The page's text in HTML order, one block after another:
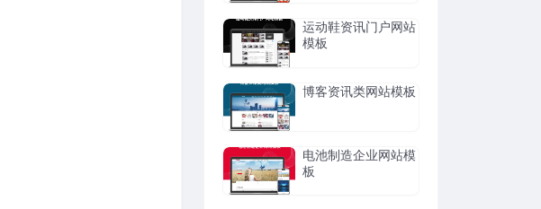
运动鞋资讯门户网站
模板
博客资讯类网站模板
电池制造企业网站模
板